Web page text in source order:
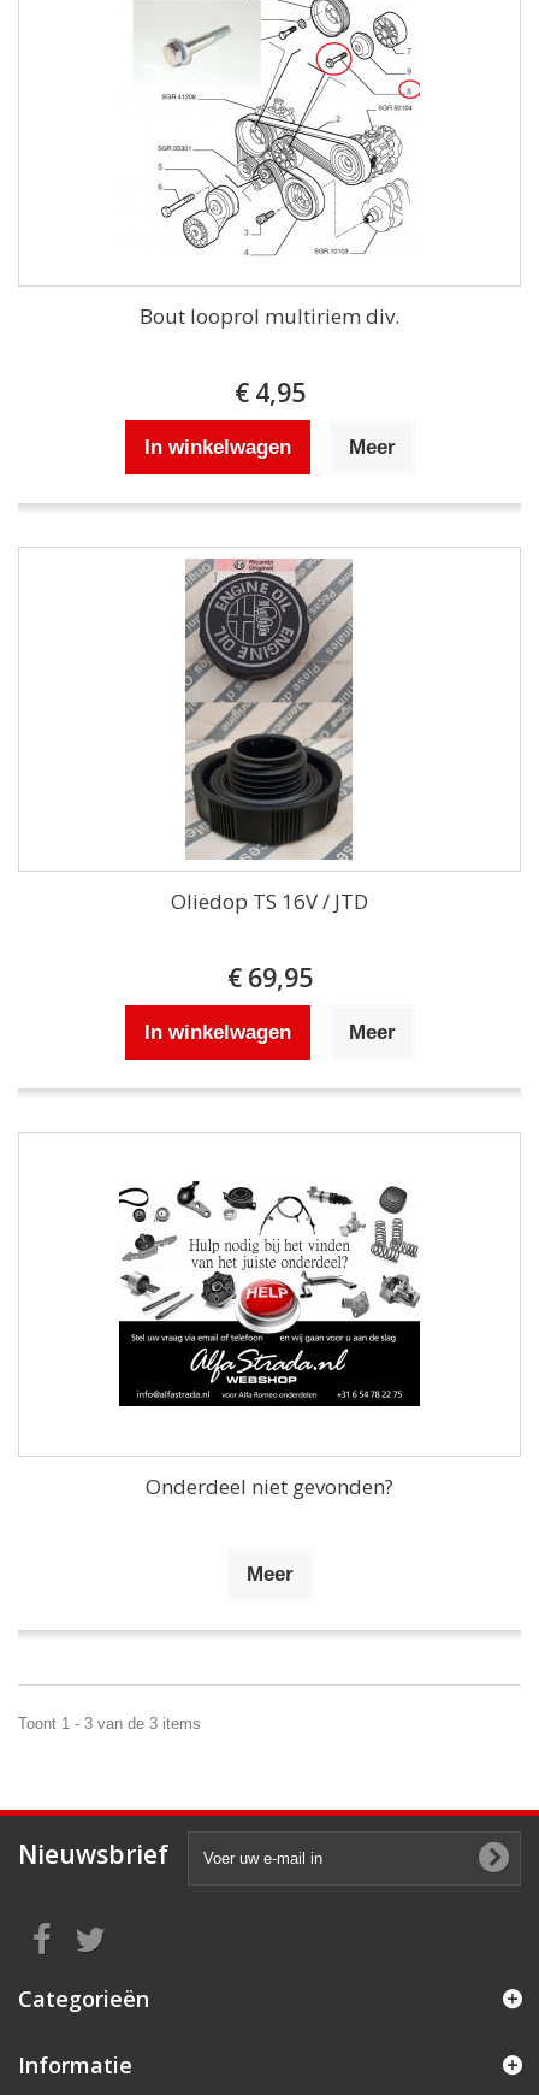
Bout looprol multiriem div.
€ 4,95
In winkelwagen Meer
Oliedop TS 16V / JTD
€ 69,95
In winkelwagen Meer
Onderdeel niet gevonden?
Meer
Toont 1 - 3 van de 3 items
Nieuwsbrief
Categorieën
Informatie